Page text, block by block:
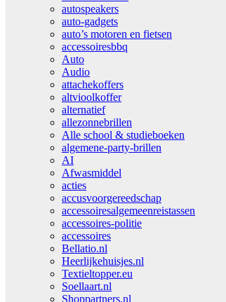
autospeakers
auto-gadgets
auto’s motoren en fietsen
accessoiresbbq
Auto
Audio
attachekoffers
altvioolkoffer
alternatief
allezonnebrillen
Alle school & studieboeken
algemene-party-brillen
AI
Afwasmiddel
acties
accusvoorgereedschap
accessoiresalgemeenreistassen
accessoires-politie
accessoires
Bellatio.nl
Heerlijkehuisjes.nl
Textieltopper.eu
Soellaart.nl
Shoppartners.nl